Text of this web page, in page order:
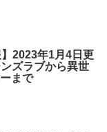
2023年1月4日更
ズラブから異世
まで